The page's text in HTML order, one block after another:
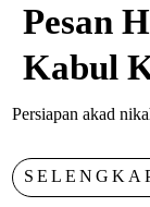
Pesan
Kabul
Persiapan akad